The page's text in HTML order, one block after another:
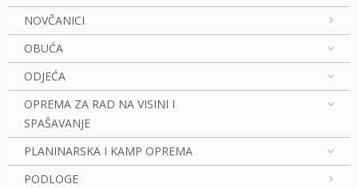
NOVČANICI
OBUĆA
ODJEĆA
OPREMA ZA RAD NA VISINI I
SPAŠAVANJE
PLANINARSKA I KAMP OPREMA
PODLOGE